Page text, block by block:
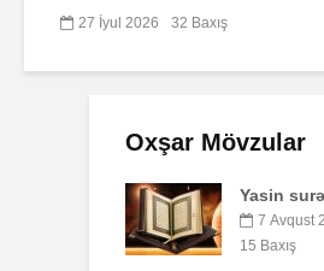
27 İyul 2026 32 Baxış
Oxşar Mövzular
Qeyri-
öldürən